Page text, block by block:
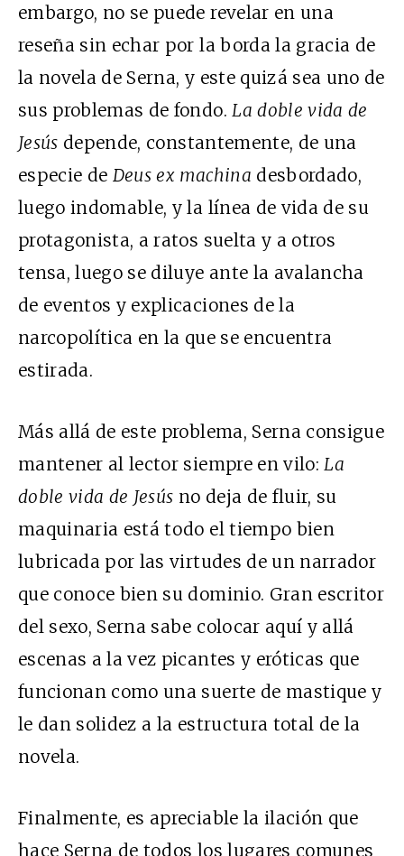
embargo, no se puede revelar en una
reseña sin echar por la borda la gracia de
la novela de Serna, y este quizá sea uno de
sus problemas de fondo. La doble vida de
Jesús depende, constantemente, de una
especie de Deus ex machina desbordado,
luego indomable, y la línea de vida de su
protagonista, a ratos suelta y a otros
tensa, luego se diluye ante la avalancha
de eventos y explicaciones de la
narcopolítica en la que se encuentra
estirada.
Más allá de este problema, Serna consigue
mantener al lector siempre en vilo: La
doble vida de Jesús no deja de fluir, su
maquinaria está todo el tiempo bien
lubricada por las virtudes de un narrador
que conoce bien su dominio. Gran escritor
del sexo, Serna sabe colocar aquí y allá
escenas a la vez picantes y eróticas que
funcionan como una suerte de mastique y
le dan solidez a la estructura total de la
novela.
Finalmente, es apreciable la ilación que
hace Serna de todos los lugares comunes